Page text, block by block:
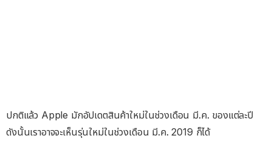
ปกติแล้ว Apple มักอัปเดตสินค้าใหม่ในช่วงเดือน มี.ค. ของแต่ละปี
ดังนั้นเราอาจจะเห็นรุ่นใหม่ในช่วงเดือน มี.ค. 2019 ก็ได้